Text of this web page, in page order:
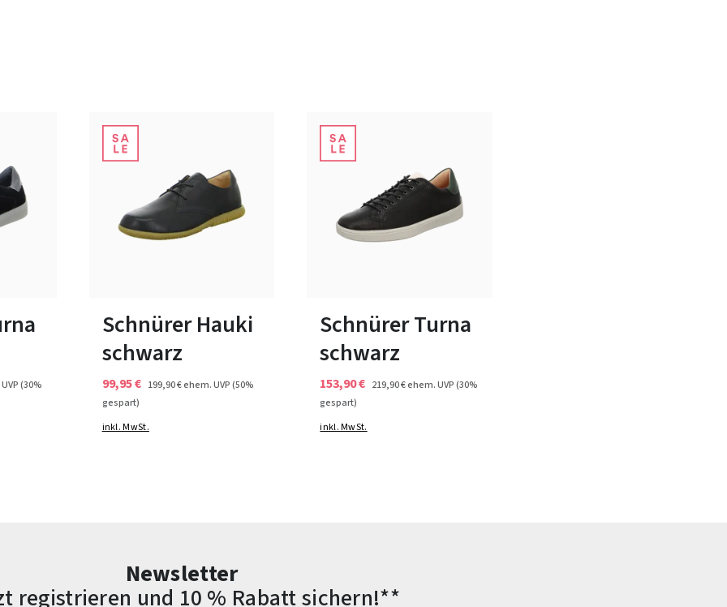
(30%
Schnürer Hauki
schwarz
99,95 € 199,90 €ehem. UVP(50%
gespart)
inkl. MwSt.
Schnürer Turna
schwarz
153,90 € 219,90 €ehem. UVP(30%
gespart)
inkl. MwSt.
Newsletter
registrieren und 10 % Rabatt sichern!**